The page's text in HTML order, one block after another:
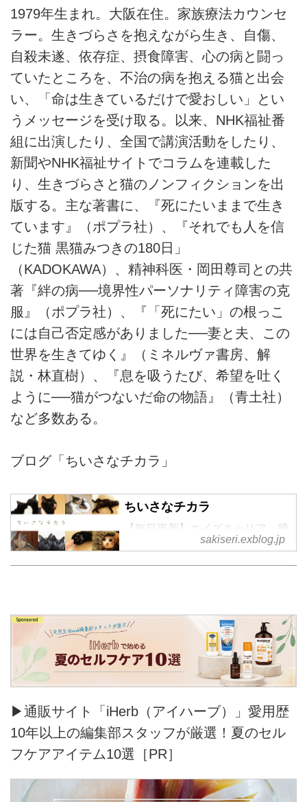
1979年生まれ。大阪在住。家族療法カウンセ
ラー。生きづらさを抱えながら生き、自傷、
自殺未遂、依存症、摂食障害、心の病と闘っ
ていたところを、不治の病を抱える猫と出会
い、「命は生きているだけで愛おしい」とい
うメッセージを受け取る。以来、NHK福祉番
組に出演したり、全国で講演活動をしたり、
新聞やNHK福祉サイトでコラムを連載した
り、生きづらさと猫のノンフィクションを出
版する。主な著書に、『死にたいままで生き
ています』（ポプラ社）、『それでも人を信
じた猫 黒猫みつきの180日」
（KADOKAWA）、精神科医・岡田尊司との共
著『絆の病──境界性パーソナリティ障害の克
服』（ポプラ社）、『「死にたい」の根っこ
には自己否定感がありました──妻と夫、この
世界を生きてゆく』（ミネルヴァ書房、解
説・林直樹）、『息を吸うたび、希望を吐く
ように──猫がつないだ命の物語』（青土社）
など多数ある。
ブログ「ちいさなチカラ」
ちいさなチカラ
【毎日更新】エイズキャリア、膀
胱麻痺、甲状腺機能亢進症を含
sakiseri.exblog.jp
▶通販サイト「iHerb（アイハーブ）」愛用歴
10年以上の編集部スタッフが厳選！夏のセル
フケアアイテム10選［PR］